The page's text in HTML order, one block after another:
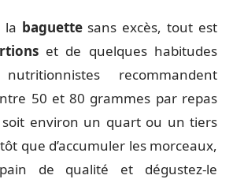
la baguettesans excès, tout est
et de quelques habitudes
recommandent
50 et 80 grammes par repas
environ un quart ou un tiers
que d’accumuler les morceaux,
de qualité et dégustez-le